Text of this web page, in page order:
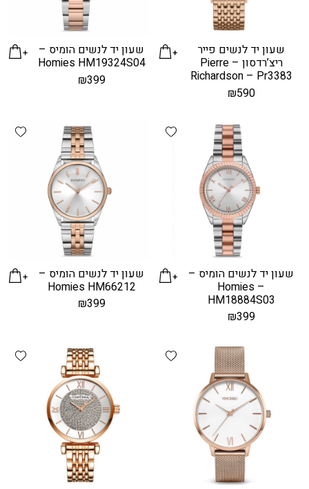
שעון יד לנשים פייר
ריצ’רדסון – Pierre
Richardson – Pr3383
₪590
שעון יד לנשים הומיס –
Homies HM19324S04
₪399
Add wishlist
שעון יד לנשים הומיס –
Homies –
HM18884S03
₪399
שעון יד לנשים הומיס –
Homies HM66212
₪399
Add wishlist